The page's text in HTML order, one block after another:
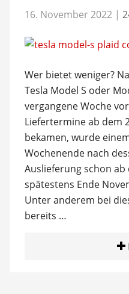
16. November 2022 |
Wer bietet weniger?
Tesla Model S oder
vergangene Woche
Liefertermine ab dem
bekamen, wurde
Wochenende nach
Auslieferung schon
spätestens Ende
Unter anderem bei
bereits …